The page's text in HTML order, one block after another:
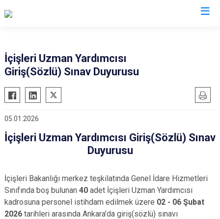
İçişleri Uzman Yardımcısı
Giriş(Sözlü) Sınav Duyurusu
05.01.2026
İçişleri Uzman Yardımcısı Giriş(Sözlü) Sınav
Duyurusu
İçişleri Bakanlığı merkez teşkilatında Genel İdare Hizmetleri
Sınıfında boş bulunan 40 adet İçişleri Uzman Yardımcısı
kadrosuna personel istihdam edilmek üzere 02 - 06 Şubat
2026 tarihleri arasında Ankara’da giriş(sözlü) sınavı